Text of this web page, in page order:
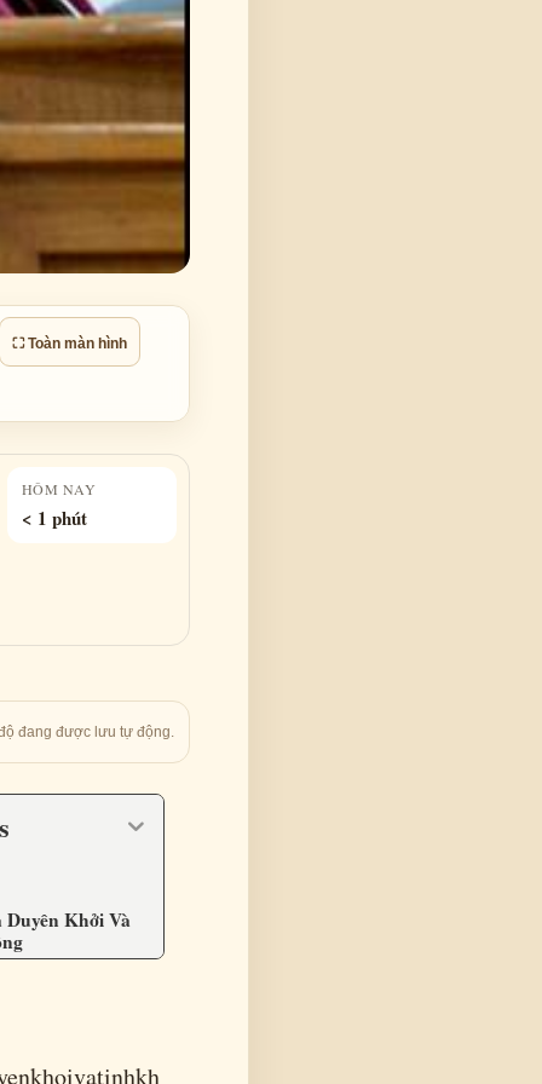
⛶ Toàn màn hình
HÔM NAY
< 1 phút
đang được lưu tự động.
Khởi Và